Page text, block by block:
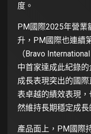
度。
PM國際2025年營業
升，PM國際也連續
（Bravo
中首家達成此紀錄
成長表現突出的國
表卓越的績效表現
然維持長期穩定成長
產品面上，PM國際